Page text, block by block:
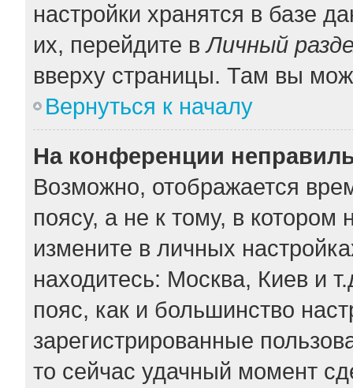
настройки хранятся в базе
их, перейдите вЛичный
вверху страницы. Там вы
Вернуться к началу
На конференции
Возможно, отображается
поясу, а не к тому, в
измените в личных
находитесь: Москва, Киев и
пояс, как и большинство
зарегистрированные
то сейчас удачный момент